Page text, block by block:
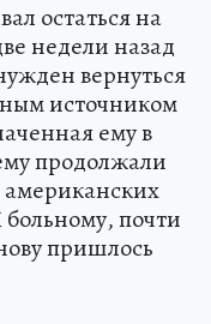
остаться на
недели назад
вернуться
источником
ему в
продолжали
американских
почти
пришлось